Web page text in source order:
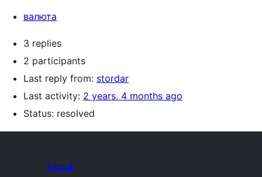
валюта
3 replies
2 participants
Last reply from: stordar
Last activity: 2 years, 4 months ago
Status: resolved
About